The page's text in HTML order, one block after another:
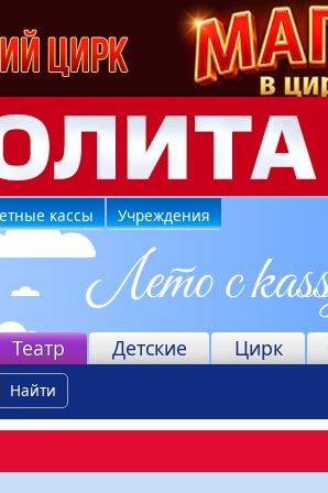
кассы Учреждения
Театр Детские Цирк
Найти